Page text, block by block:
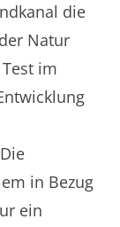
die
Natur
im
in Bezug
ein